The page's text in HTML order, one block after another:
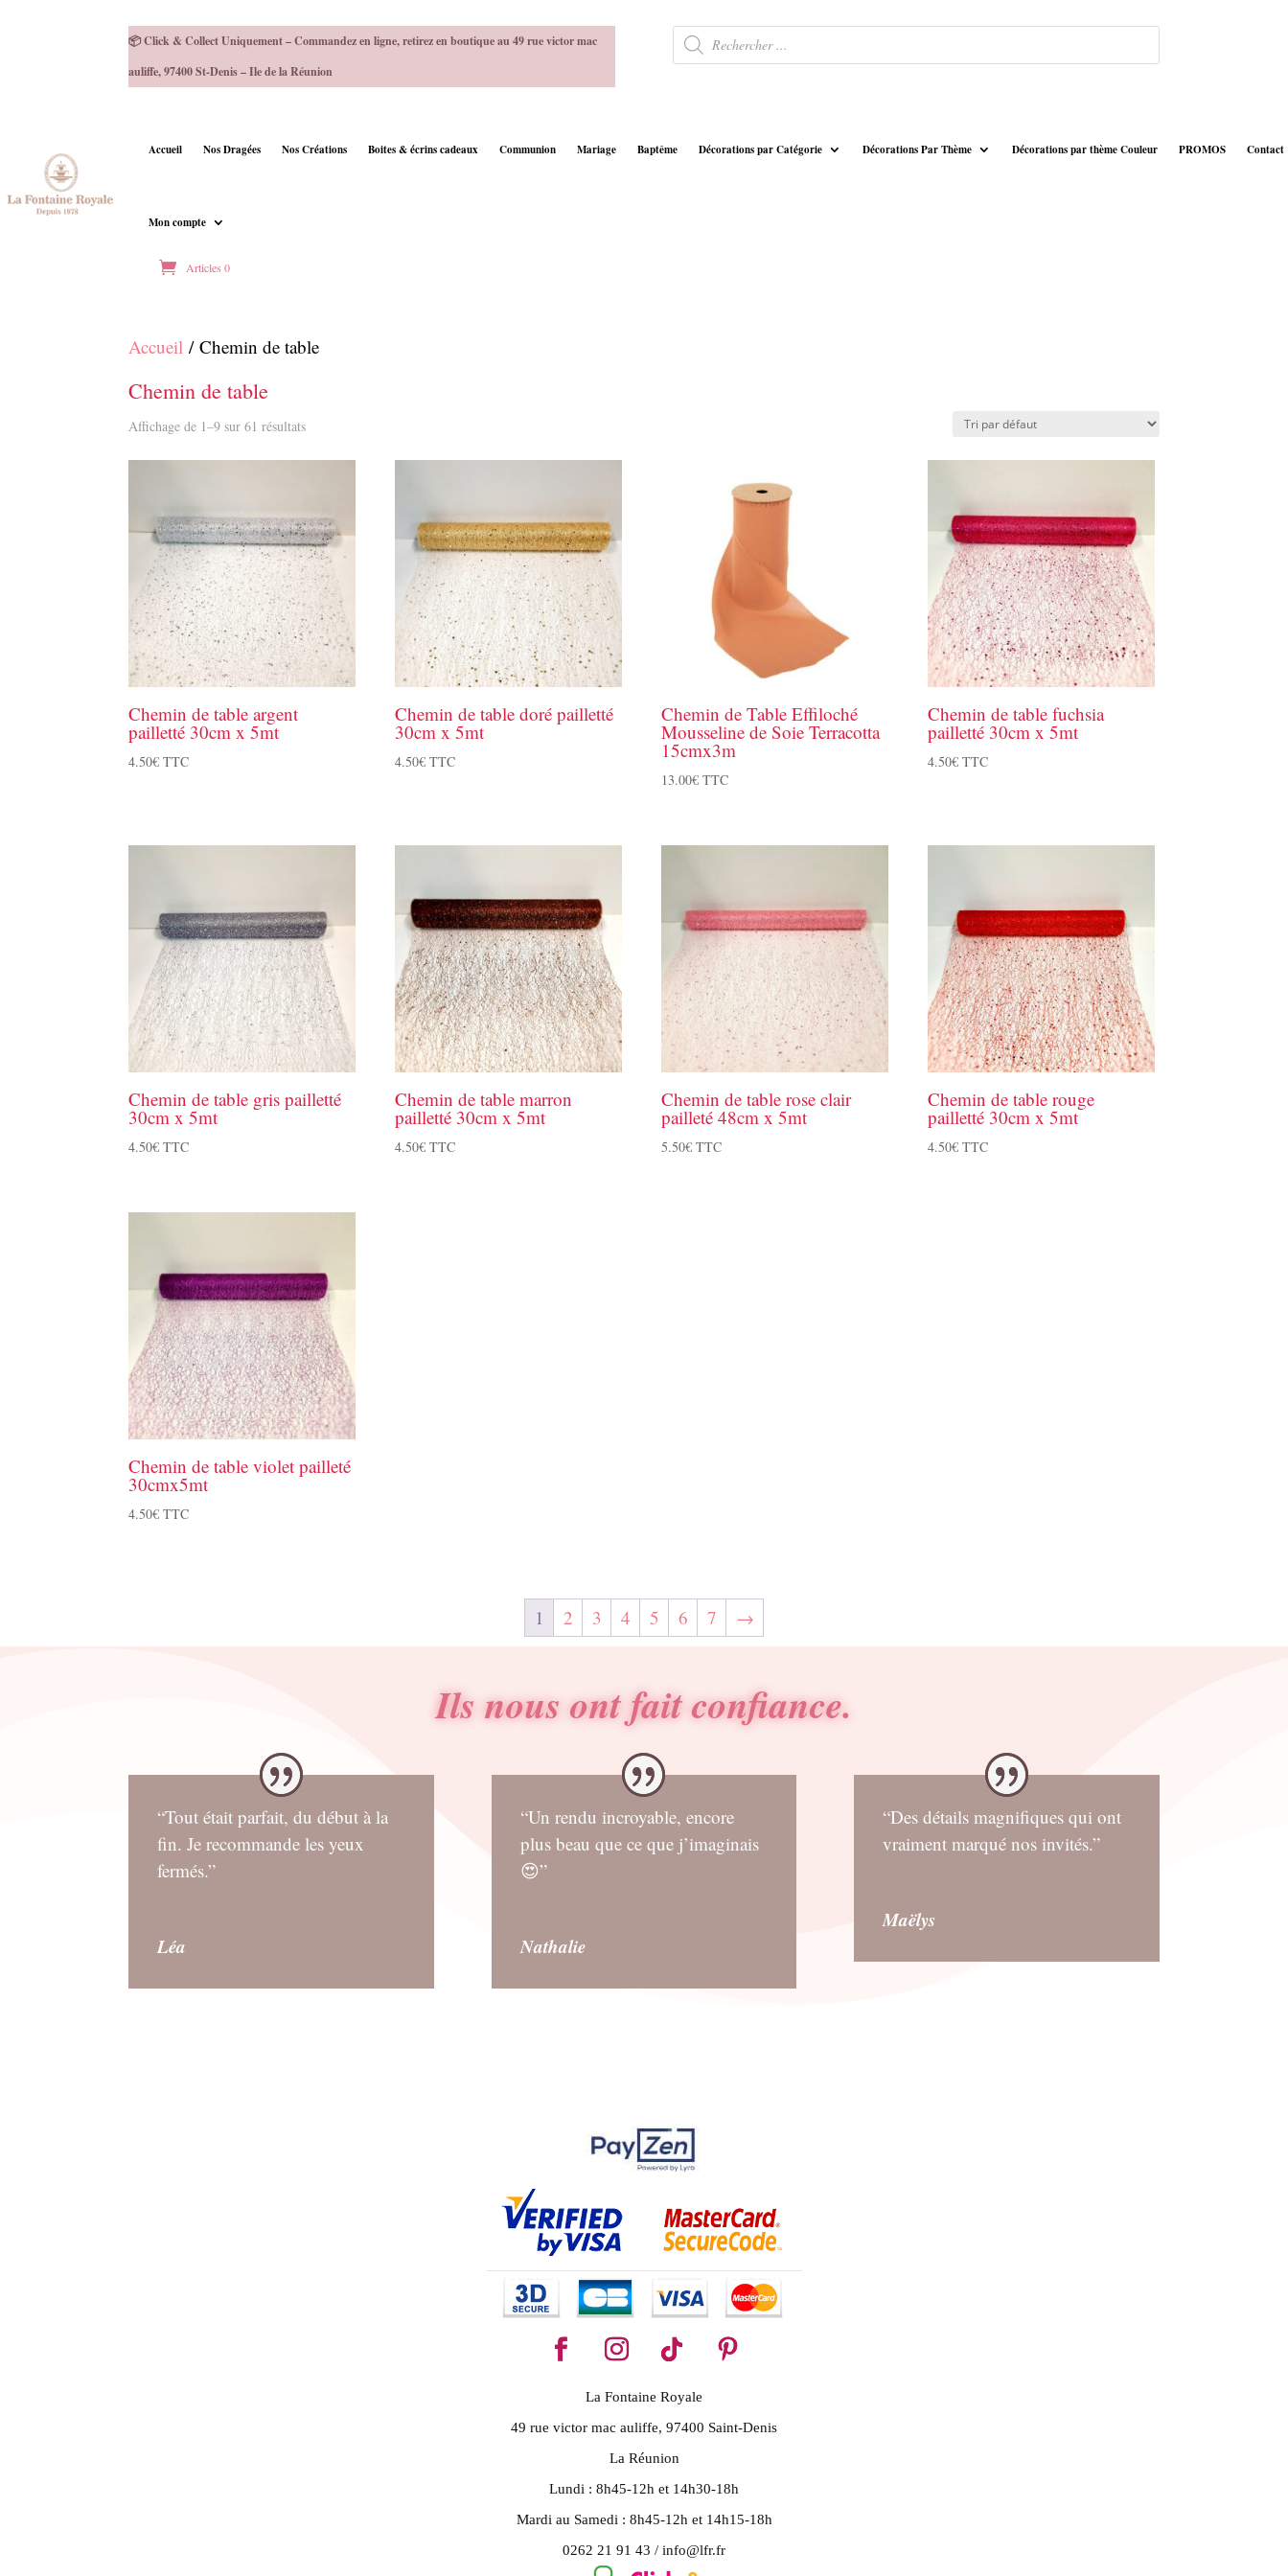
📦 Click & Collect Uniquement – Commandez en ligne, retirez en boutique au 49 rue victor mac
auliffe, 97400 St-Denis – Ile de la Réunion
Recherche
de
produits
Accueil Nos Dragées Nos Créations Boites & écrins cadeaux Communion Mariage Baptême Décorations par Catégorie Décorations Par Thème Décorations par thème Couleur PROMOS Contact
Mon compte
Articles 0
Accueil / Chemin de table
Chemin de table
Affichage de 1–9 sur 61 résultats
Chemin de table argent
pailletté 30cm x 5mt
4.50€ TTC
Chemin de table doré pailletté
30cm x 5mt
4.50€ TTC
Chemin de Table Effiloché
Mousseline de Soie Terracotta
15cmx3m
13.00€ TTC
Chemin de table fuchsia
pailletté 30cm x 5mt
4.50€ TTC
Chemin de table gris pailletté
30cm x 5mt
4.50€ TTC
Chemin de table marron
pailletté 30cm x 5mt
4.50€ TTC
Chemin de table rose clair
pailleté 48cm x 5mt
5.50€ TTC
Chemin de table rouge
pailletté 30cm x 5mt
4.50€ TTC
Chemin de table violet pailleté
30cmx5mt
4.50€ TTC
1 2 3 4 5 6 7 →
Ils nous ont fait confiance.
“Tout était parfait, du début à la
fin. Je recommande les yeux
fermés.”
Léa
“Un rendu incroyable, encore
plus beau que ce que j’imaginais
😍”
Nathalie
“Des détails magnifiques qui ont
vraiment marqué nos invités.”
Maëlys
La Fontaine Royale
49 rue victor mac auliffe, 97400 Saint-Denis
La Réunion
Lundi : 8h45-12h et 14h30-18h
Mardi au Samedi : 8h45-12h et 14h15-18h
0262 21 91 43 / info@lfr.fr